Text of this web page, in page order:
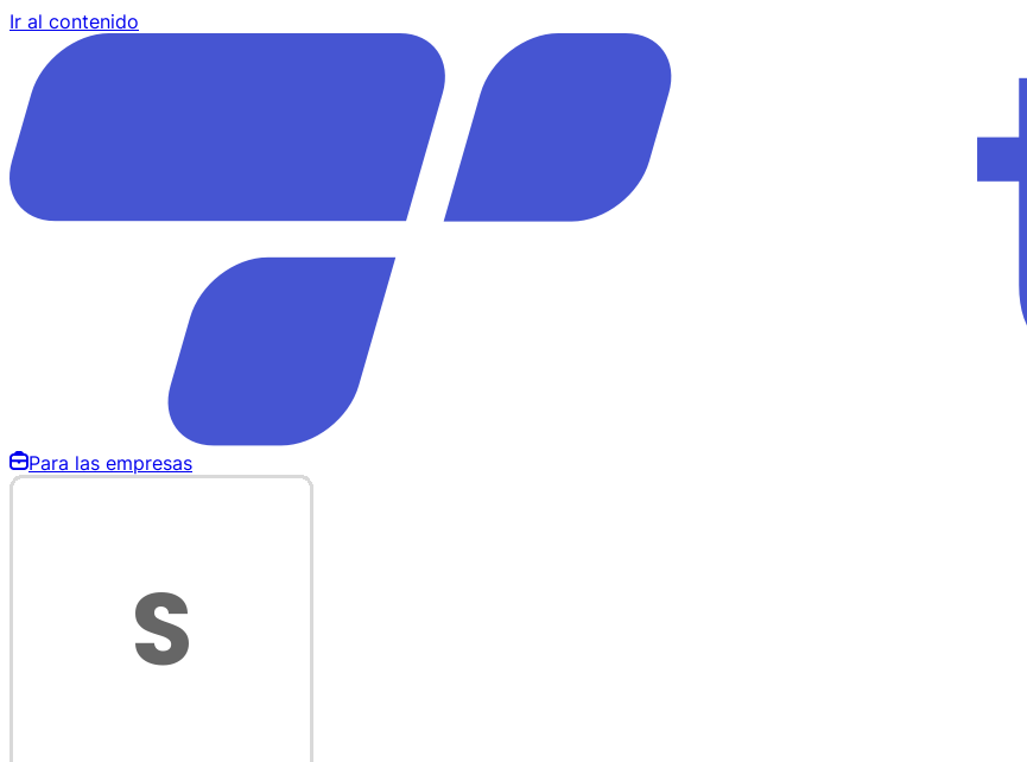
Ir al contenido
Para las empresas